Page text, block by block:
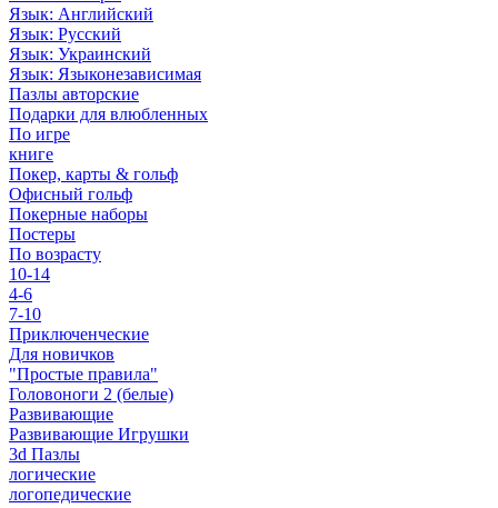
Язык: Английский
Язык: Русский
Язык: Украинский
Язык: Языконезависимая
Пазлы авторские
Подарки для влюбленных
По игре
книге
Покер, карты & гольф
Офисный гольф
Покерные наборы
Постеры
По возрасту
10-14
4-6
7-10
Приключенческие
Для новичков
"Простые правила"
Головоноги 2 (белые)
Развивающие
Развивающие Игрушки
3d Пазлы
логические
логопедические